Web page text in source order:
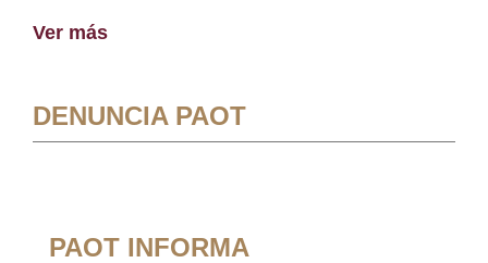
Ver más
DENUNCIA PAOT
PAOT INFORMA